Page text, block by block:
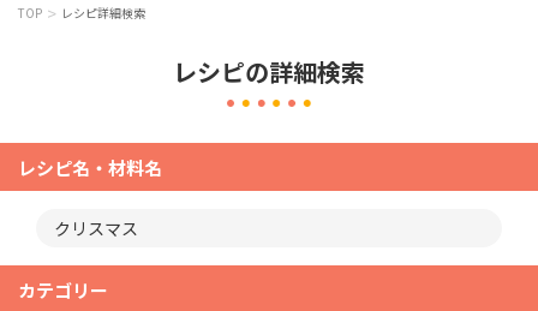
TOP > レシピ詳細検索
レシピの詳細検索
レシピ名・材料名
カテゴリー